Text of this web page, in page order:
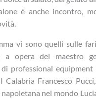
è anche incontro,
vi sono quelli sulle
a opera del maestro
professional
Calabria Francesco
nel mondo